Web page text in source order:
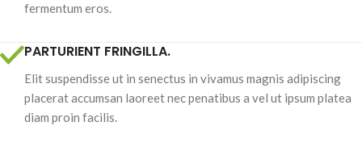
fermentum eros.
PARTURIENT FRINGILLA.
Elit suspendisse ut in senectus in vivamus magnis adipiscing
placerat accumsan laoreet nec penatibus a vel ut ipsum platea
diam proin facilis.